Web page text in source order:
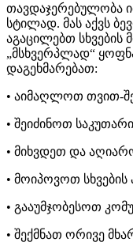
თავდაჯერებულობა
სტილად. მას აქვს
აგაცილებთ სხვების
„მსხვერპლად“
დაგეხმარებათ:
• აიმაღლოთ თვით-
• შეიძინოთ
• მიხვდეთ და
• მოიპოვოთ სხვების
• გააუმჯობესოთ
• შექმნათ ორივე